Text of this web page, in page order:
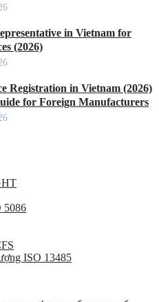
in Vietnam for
(2026)
Registration in Vietnam (2026)
for Foreign Manufacturers
ISO 13485